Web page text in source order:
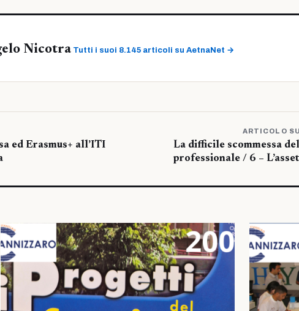
Nicotra Tutti i suoi 8.145 articoli su AetnaNet →
ed Erasmus+ all’ITI
ARTICOLO
La difficile scommessa
professionale / 6 –